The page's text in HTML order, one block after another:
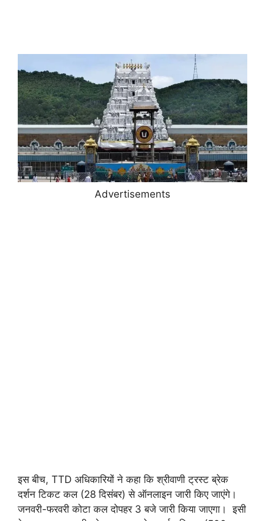
Advertisements
इस बीच, TTD अधिकारियों ने कहा कि श्रीवाणी ट्रस्ट ब्रेक
दर्शन टिकट कल (28 दिसंबर) से ऑनलाइन जारी किए जाएंगे।
जनवरी-फरवरी कोटा कल दोपहर 3 बजे जारी किया जाएगा। इसी